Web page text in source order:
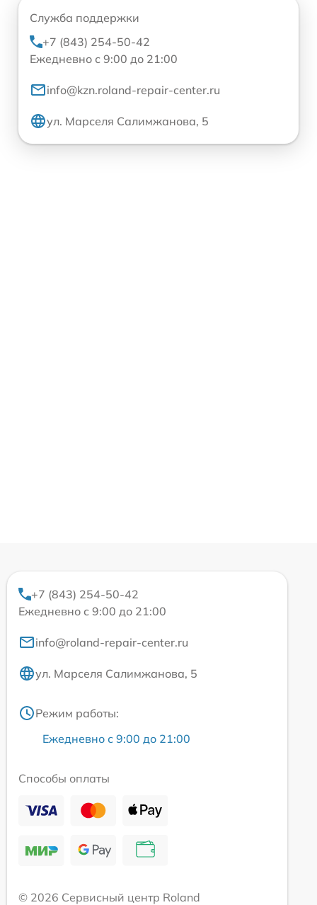
Служба поддержки
+7 (843) 254-50-42
Ежедневно с 9:00 до 21:00
info@kzn.roland-repair-center.ru
ул. Марселя Салимжанова, 5
+7 (843) 254-50-42
Ежедневно с 9:00 до 21:00
info@roland-repair-center.ru
ул. Марселя Салимжанова, 5
Режим работы:
Ежедневно с 9:00 до 21:00
Способы оплаты
© 2026 Сервисный центр Roland